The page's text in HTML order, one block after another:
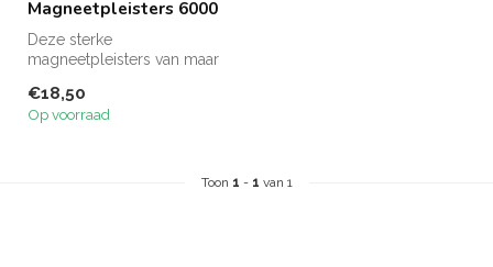
Magneetpleisters 6000
Deze sterke
magneetpleisters van maar
om lokaal pij...
€18,50
Op voorraad
Toon 1 - 1 van 1